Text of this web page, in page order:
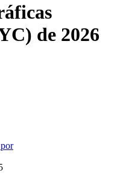
de 2026